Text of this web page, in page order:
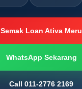
Semak Loan Ativa Meru
WhatsApp Sekarang
Call 011-2776 2169